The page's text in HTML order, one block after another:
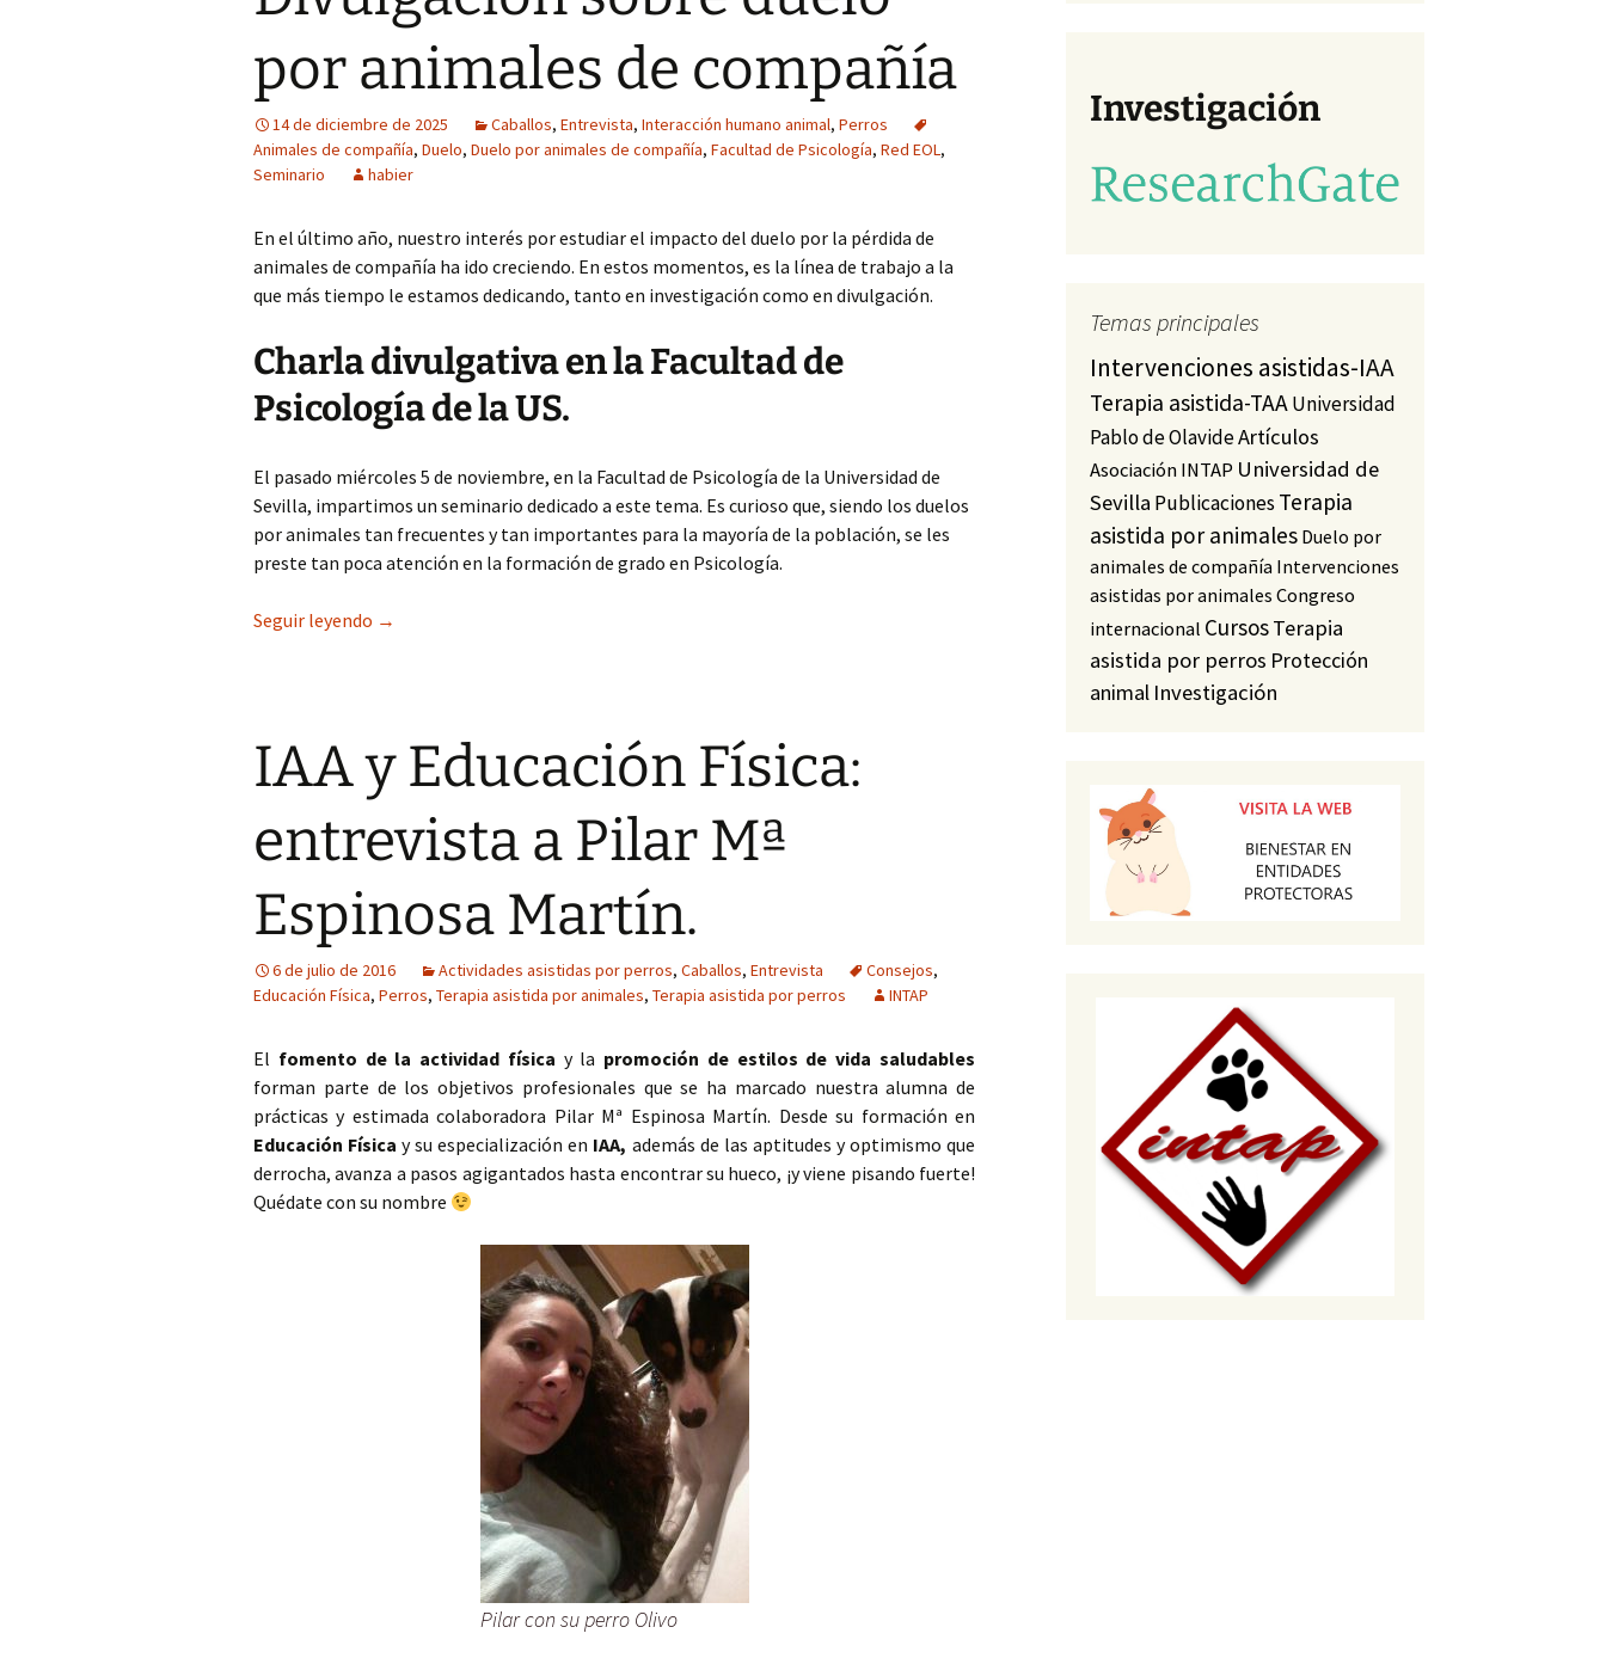
U. São Paulo (Brasil)
Experto en Desarrollo
programas de IAA (2016)
IAA (II): Introducción al
manejo del animal (2015)
1ª Jornadas de IAA en
CCSS (2014)
FC Intervenciones
asistidas (UNIA, 2014-15)
Máster en Aplicaciones
del Perro… (2008-12)
animal
Información del estudio
(2, fase cualitativa)
Actitudes hacia las IAA
Eficacia de las IAA
por animales de compañía
14 de diciembre de 2025 Caballos, Entrevista, Interacción humano animal, Perros
Animales de compañía, Duelo, Duelo por animales de compañía, Facultad de Psicología, Red EOL,
Seminario
habier
En el último año, nuestro interés por estudiar el impacto del duelo por la pérdida de
animales de compañía ha ido creciendo. En estos momentos, es la línea de trabajo a la
que más tiempo le estamos dedicando, tanto en investigación como en divulgación.
Charla divulgativa en la Facultad de
Psicología de la US.
El pasado miércoles 5 de noviembre, en la Facultad de Psicología de la Universidad de
Sevilla, impartimos un seminario dedicado a este tema. Es curioso que, siendo los duelos
por animales tan frecuentes y tan importantes para la mayoría de la población, se les
preste tan poca atención en la formación de grado en Psicología.
Seguir leyendo Divulgación sobre duelo por animales de compañía
→
IAA y Educación Física:
entrevista a Pilar Mª
Espinosa Martín.
6 de julio de 2016 Actividades asistidas por perros, Caballos, Entrevista Consejos,
Educación Física, Perros, Terapia asistida por animales, Terapia asistida por perros INTAP
El fomento de la actividad física y la promoción de estilos de vida saludables
forman parte de los objetivos profesionales que se ha marcado nuestra alumna de
prácticas y estimada colaboradora Pilar Mª Espinosa Martín. Desde su formación en
Educación Física y su especialización en IAA, además de las aptitudes y optimismo que
derrocha, avanza a pasos agigantados hasta encontrar su hueco, ¡y viene pisando fuerte!
Quédate con su nombre
Pilar con su perro Olivo
Investigación
Temas principales
Intervenciones asistidas-IAA
Terapia asistida-TAAUniversidad
Pablo de OlavideArtículos
Asociación INTAP Universidad de
Sevilla PublicacionesTerapia
asistida por animales Duelo por
animales de compañía Intervenciones
asistidas por animales Congreso
internacional CursosTerapia
asistida por perros Protección
animal Investigación